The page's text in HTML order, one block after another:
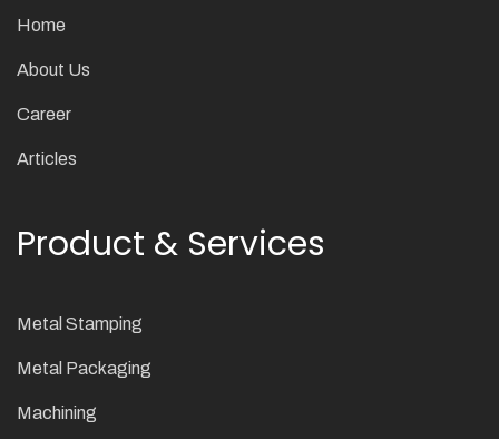
Home
About Us
Career
Articles
Product & Services
Metal Stamping
Metal Packaging
Machining